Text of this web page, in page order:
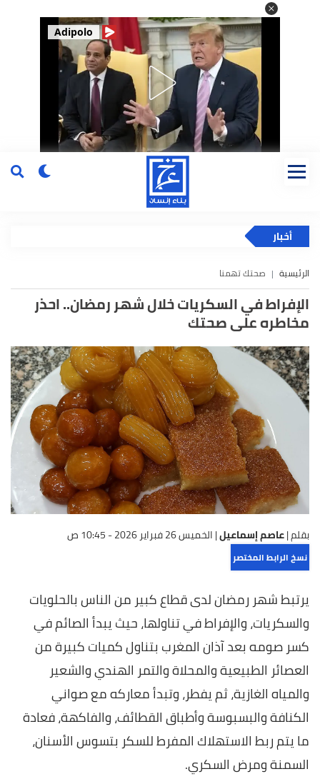
Adipolo
أخبار
الرئيسية صحتك تهمنا
الإفراط في السكريات خلال شهر رمضان.. احذر
مخاطره على صحتك
بقلم |عاصم إسماعيل|الخميس 26 فبراير 2026 - 10:45 ص
نسخ الرابط المختصر
يرتبط شهر رمضان لدى قطاع كبير من الناس بالحلويات
والسكريات، والإفراط في تناولها، حيث يبدأ الصائم في
كسر صومه بعد آذان المغرب بتناول كميات كبيرة من
العصائر الطبيعية والمحلاة والتمر الهندي والشعير
والمياه الغازية، ثم يفطر، وتبدأ معاركه مع صواني
الكنافة والبسبوسة وأطباق القطائف، والفاكهة، فعادة
ما يتم ربط الاستهلاك المفرط للسكر بتسوس الأسنان،
السمنة ومرض السكري.